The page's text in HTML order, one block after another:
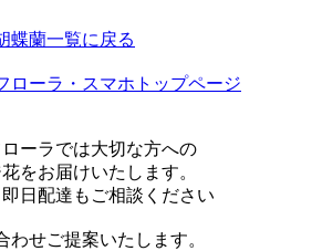
蝶蘭一覧に戻る
ローラ・スマホトップページ
ーラでは大切な方への
をお届けいたします。
日配達もご相談ください
わせご提案いたします。